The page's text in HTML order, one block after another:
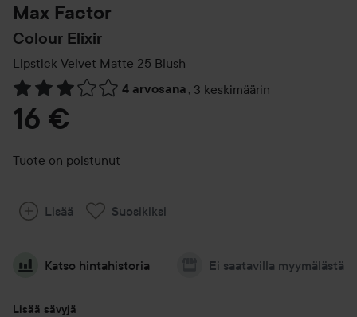
Max Factor
Colour Elixir
Lipstick Velvet Matte 25 Blush
4 arvosana , 3 keskimäärin
Siirtyä jhk Arvosana & kommentit
16 €
Tuote on poistunut
Lisää Suosikiksi
Katso hintahistoria Ei saatavilla myymälästä
Lisää sävyjä